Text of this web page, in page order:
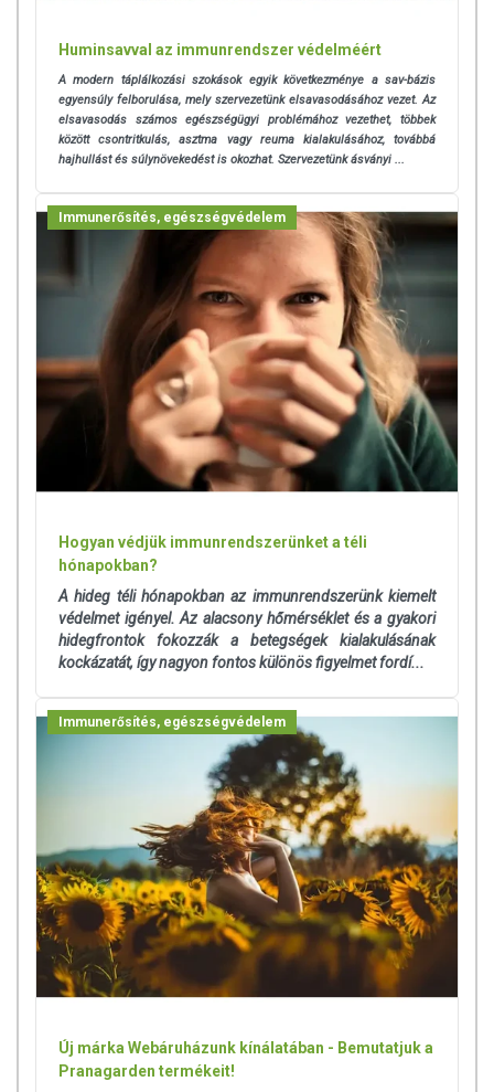
Huminsavval az immunrendszer védelméért
A modern táplálkozási szokások egyik következménye a sav-bázis
egyensúly felborulása, mely szervezetünk elsavasodásához vezet. Az
elsavasodás számos egészségügyi problémához vezethet, többek
között csontritkulás, asztma vagy reuma kialakulásához, továbbá
hajhullást és súlynövekedést is okozhat. Szervezetünk ásványi ...
Immunerősítés, egészségvédelem
Hogyan védjük immunrendszerünket a téli
hónapokban?
A hideg téli hónapokban az immunrendszerünk kiemelt
védelmet igényel. Az alacsony hőmérséklet és a gyakori
hidegfrontok fokozzák a betegségek kialakulásának
kockázatát, így nagyon fontos különös figyelmet fordí...
Immunerősítés, egészségvédelem
Új márka Webáruházunk kínálatában - Bemutatjuk a
Pranagarden termékeit!